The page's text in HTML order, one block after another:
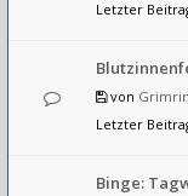
Letzter
von
Letzter
Binge: